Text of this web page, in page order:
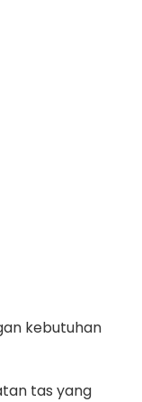
kebutuhan
tas yang